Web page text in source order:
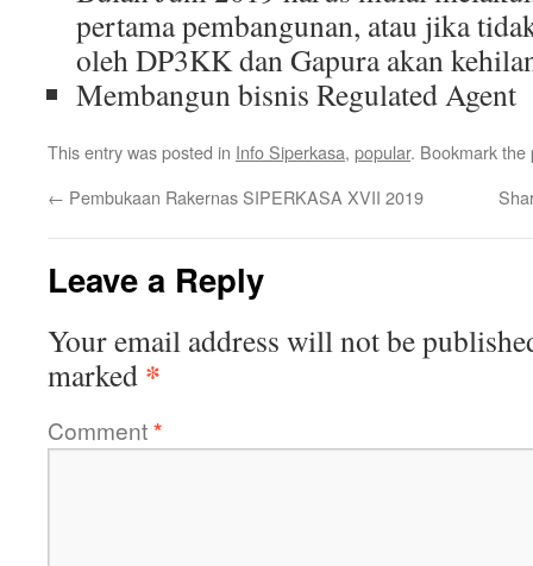
pertama pembangunan, atau jika
oleh DP3KK dan Gapura akan
Membangun bisnis Regulated Agent
This entry was posted in Info Siperkasa, popular. Bookmark the
← Pembukaan Rakernas SIPERKASA XVII 2019
Leave a Reply
Your email address will not be
marked *
Comment*